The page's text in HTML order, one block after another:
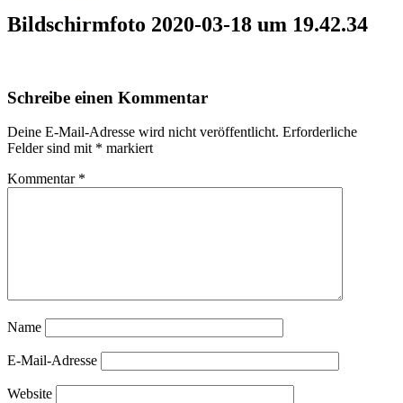
Bildschirmfoto 2020-03-18 um 19.42.34
Schreibe einen Kommentar
Deine E-Mail-Adresse wird nicht veröffentlicht. Erforderliche
Felder sind mit * markiert
Kommentar *
Name
E-Mail-Adresse
Website